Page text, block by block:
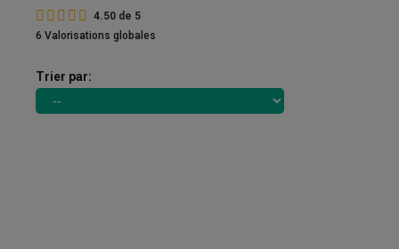
4.50 de 5
6 Valorisations globales
Trier par: